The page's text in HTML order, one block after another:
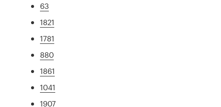
63
1821
1781
880
1861
1041
1907